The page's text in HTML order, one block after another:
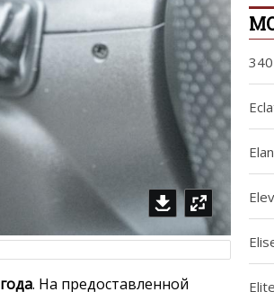
. На предоставленной
Elan
Elite